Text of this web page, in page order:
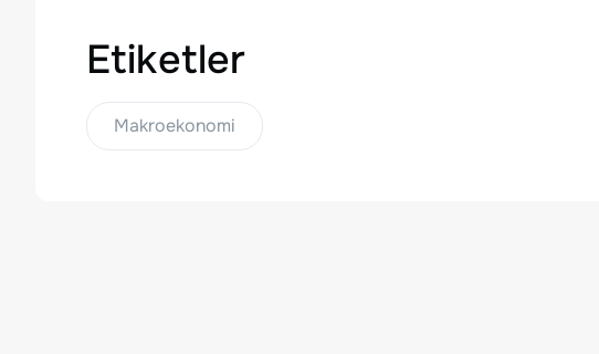
Etiketler
Makroekonomi